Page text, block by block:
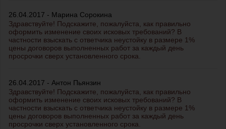
26.04.2017 - Марина Сорокина
Здравствуйте! Подскажите, пожалуйста, как правильно
оформить изменение своих исковых требований? В
частности взыскать с ответчика неустойку в размере 1%
цены договоров выполненных работ за каждый день
просрочки сверх установленного срока.
26.04.2017 - Антон Пьянзин
Здравствуйте! Подскажите, пожалуйста, как правильно
оформить изменение своих исковых требований? В
частности взыскать с ответчика неустойку в размере 1%
цены договоров выполненных работ за каждый день
просрочки сверх установленного срока.